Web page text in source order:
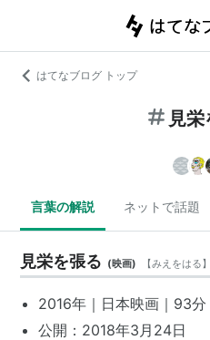
はてなブログ トップ
見
言葉の解説 ネットで話題
見栄を張る (映画) 【みえをはる】
2016年｜ 日本映画 ｜93分
公開：2018年3月24日